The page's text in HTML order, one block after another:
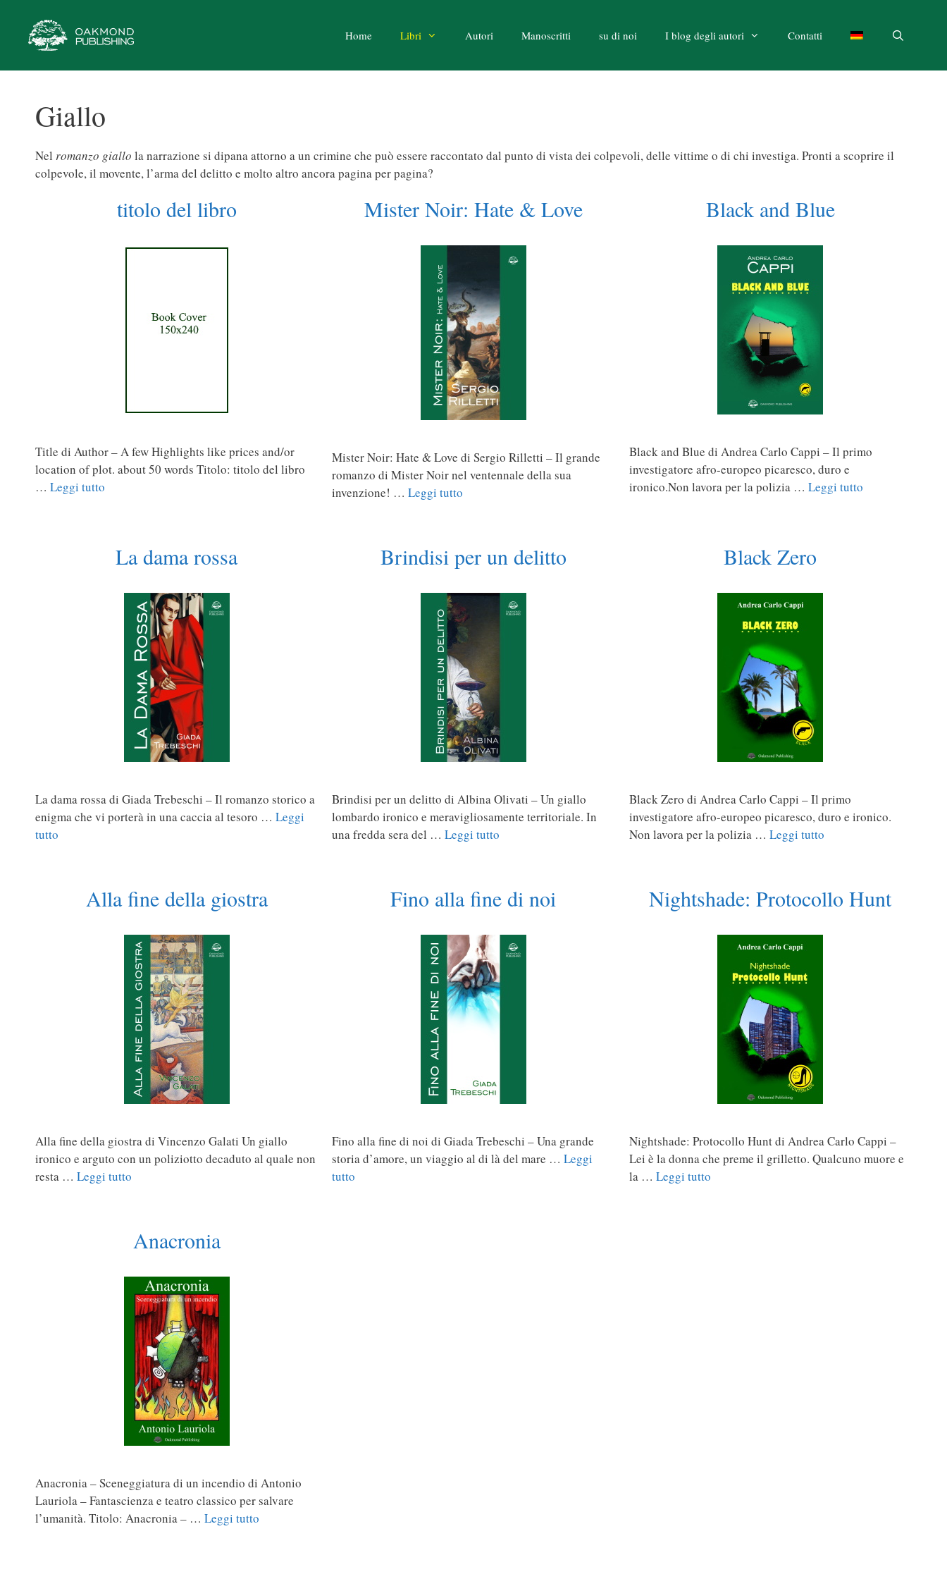
contenuto
Home Libri Autori Manoscritti su di noi I blog degli autori Contatti
Giallo
Nel romanzo giallo la narrazione si dipana attorno a un crimine che può essere raccontato dal punto di vista dei colpevoli, delle vittime o di chi investiga. Pronti a scoprire il
colpevole, il movente, l’arma del delitto e molto altro ancora pagina per pagina?
titolo del libro
Title di Author – A few Highlights like prices and/or
location of plot. about 50 words Titolo: titolo del libro
… Leggi tutto
Mister Noir: Hate & Love
Mister Noir: Hate & Love di Sergio Rilletti – Il grande
romanzo di Mister Noir nel ventennale della sua
invenzione! …Leggi tutto
Black and Blue
Black and Blue di Andrea Carlo Cappi – Il primo
investigatore afro-europeo picaresco, duro e
ironico.Non lavora per la polizia … Leggi tutto
La dama rossa
La dama rossa di Giada Trebeschi – Il romanzo storico a
enigma che vi porterà in una caccia al tesoro … Leggi
tutto
Brindisi per un delitto
Brindisi per un delitto di Albina Olivati – Un giallo
lombardo ironico e meravigliosamente territoriale. In
una fredda sera del …Leggi tutto
Black Zero
Black Zero di Andrea Carlo Cappi – Il primo
investigatore afro-europeo picaresco, duro e ironico.
Non lavora per la polizia … Leggi tutto
Alla fine della giostra
Alla fine della giostra di Vincenzo Galati Un giallo
ironico e arguto con un poliziotto decaduto al quale non
resta … Leggi tutto
Fino alla fine di noi
Fino alla fine di noi di Giada Trebeschi – Una grande
storia d’amore, un viaggio al di là del mare …Leggi
tutto
Nightshade: Protocollo Hunt
Nightshade: Protocollo Hunt di Andrea Carlo Cappi –
Lei è la donna che preme il grilletto. Qualcuno muore e
la … Leggi tutto
Anacronia
Anacronia – Sceneggiatura di un incendio di Antonio
Lauriola – Fantascienza e teatro classico per salvare
l’umanità. Titolo: Anacronia – … Leggi tutto